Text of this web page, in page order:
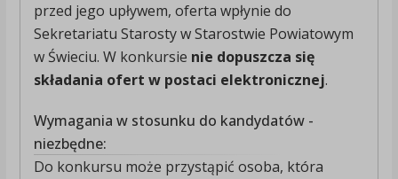
przed jego upływem, oferta wpłynie do
Sekretariatu Starosty w Starostwie Powiatowym
w Świeciu. W konkursie nie dopuszcza się
składania ofert w postaci elektronicznej.
Wymagania w stosunku do kandydatów -
niezbędne:
Do konkursu może przystąpić osoba, która